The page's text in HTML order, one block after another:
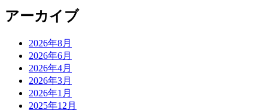
アーカイブ
2026年8月
2026年6月
2026年4月
2026年3月
2026年1月
2025年12月